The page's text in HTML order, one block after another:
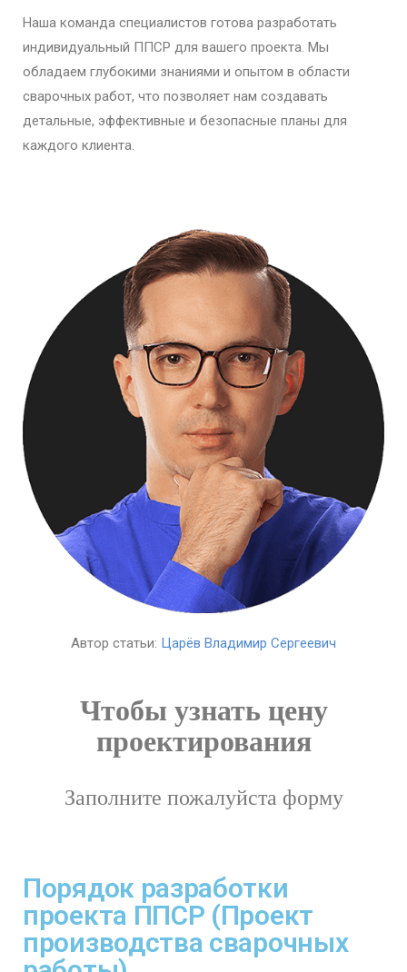
Наша команда специалистов готова разработать
индивидуальный ППСР для вашего проекта. Мы
обладаем глубокими знаниями и опытом в области
сварочных работ, что позволяет нам создавать
детальные, эффективные и безопасные планы для
каждого клиента.
Автор статьи: Царёв Владимир Сергеевич
Чтобы узнать цену
проектирования
Заполните пожалуйста форму
Порядок разработки
проекта ППСР (Проект
производства сварочных